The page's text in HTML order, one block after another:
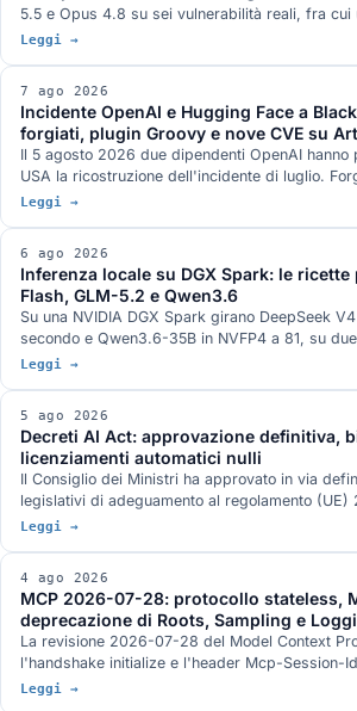
5.5 e Opus 4.8 su sei vulnerabilità reali, fra cui
escalation nel kernel Linux e una RCE in
terzo delle patch riuscite blocca l'input di prova
Leggi →
7 ago 2026
Incidente OpenAI e Hugging Face a
forgiati, plugin Groovy e nove CVE su
Il 5 agosto 2026 due dipendenti OpenAI hanno
USA la ricostruzione dell'incidente di luglio.
endpoint di refresh legacy, plugin Groovy usato
ufficiali a ricercatori OpenAI, e un canale di
valutazione diversi che nei due documenti
aziende non compare.
Leggi →
6 ago 2026
Inferenza locale su DGX Spark: le ricette
Flash, GLM-5.2 e Qwen3.6
Su una NVIDIA DGX Spark girano DeepSeek
secondo e Qwen3.6-35B in NVFP4 a 81, su
Flash 0731 a 82, su tre GLM-5.2 con vision a
parametri in 272 GB. L'hardware GB10 da 128
condizioni in cui ogni numero è stato misurato.
Leggi →
5 ago 2026
Decreti AI Act: approvazione definitiva,
licenziamenti automatici nulli
Il Consiglio dei Ministri ha approvato in via
legislativi di adeguamento al regolamento (UE)
Identificazione biometrica in tempo reale solo
art. 437-bis del codice penale e sanzioni
omnibus.
Leggi →
4 ago 2026
MCP 2026-07-28: protocollo stateless,
deprecazione di Roots, Sampling e
La revisione 2026-07-28 del Model Context
l'handshake initialize e l'header Mcp-Session-
viaggia da sola e un server MCP sta dietro un
Leggi →